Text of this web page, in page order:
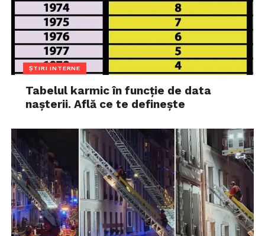
ȘTIRI INTERNE
Tabelul karmic în funcție de data
nașterii. Află ce te definește